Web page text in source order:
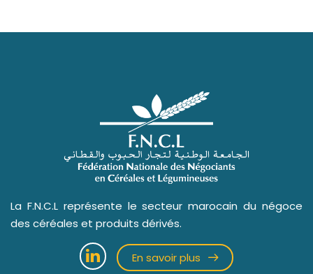
La F.N.C.L représente le secteur marocain du négoce
des céréales et produits dérivés.
En savoir plus